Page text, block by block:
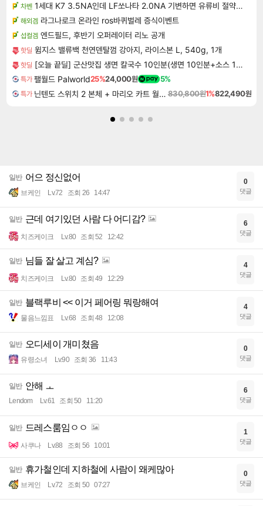
차벤 1세대 K7 3.5NA인데 LF쏘나타 2.0NA 기변하면 유류비 절약이 얼마나 될까요..?
해외겜 라그나로크 온라인 ros바퀴벌레 증식이벤트
섭컬겜 엔드필드, 후반기 오퍼레이터 리노 공개
핫딜 윔지스 밸류백 천연덴탈껌 강아지, 라이스본 L, 540g, 1개
핫딜 [오늘 끝딜] 군산맛집 생면 칼국수 10인분(생면 10인분+소스 10봉) 개별포장
특가 팰월드 Palworld25%24,000원 5%
특가 닌텐도 스위치 2 본체 + 마리오 카트 월드 + 슈퍼 마리오 파티 잼버리 닌텐도 스위치 2 에디션 + 잼버리 TV 번들 830,800원1%822,490원
일반 어으 정신없어
브케인 Lv.72 조회 26 14:47
0
댓글
일반 근데 여기있던 사람 다 어디감?
치즈케이크 Lv.80 조회 52 12:42
6
댓글
일반 님들 잘 살고 계심?
치즈케이크 Lv.80 조회 49 12:29
4
댓글
일반 블랙루비 << 이거 페어링 뭐랑해여
물음느낌표 Lv.68 조회 48 12:08
4
댓글
일반 오디세이 개미쳤음
유령소녀 Lv.90 조회 36 11:43
0
댓글
일반 안해 ㅗ
Lendom Lv.61 조회 50 11:20
6
댓글
일반 드레스룸임ㅇㅇ
사쿠나 Lv.88 조회 56 10:01
1
댓글
일반 휴가철인데 지하철에 사람이 왜케많아
브케인 Lv.72 조회 50 07:27
0
댓글